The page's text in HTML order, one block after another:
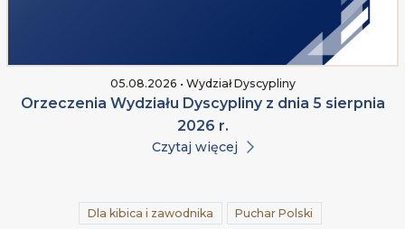
05.08.2026 • Wydział Dyscypliny
Orzeczenia Wydziału Dyscypliny z dnia 5 sierpnia
2026 r.
Czytaj więcej
Dla kibica i zawodnika Puchar Polski